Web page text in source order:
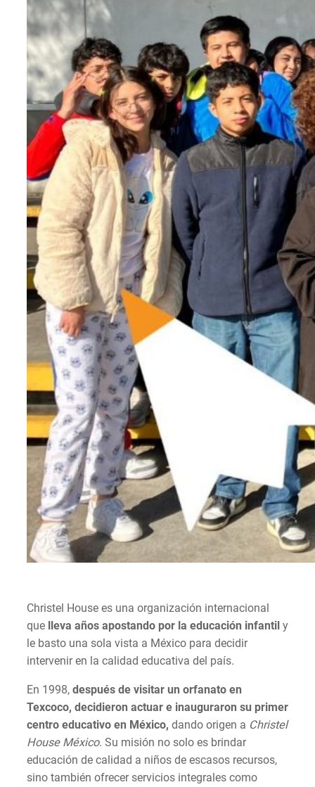
Christel House es una organización internacional
que lleva años apostando por la educación infantil y
le basto una sola vista a México para decidir
intervenir en la calidad educativa del país.
En 1998, después de visitar un orfanato en
Texcoco, decidieron actuar e inauguraron su primer
centro educativo en México, dando origen a Christel
House México. Su misión no solo es brindar
educación de calidad a niños de escasos recursos,
sino también ofrecer servicios integrales como